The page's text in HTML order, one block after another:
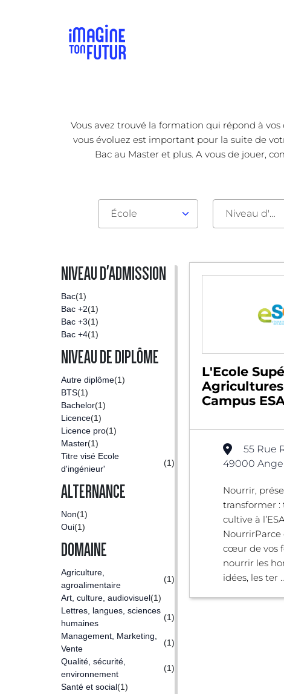
Vous avez trouvé la formation qui répond à
vous évoluez est important pour la suite de
Bac au Master et plus. A vous de jouer,
École Niveau d'admission
NIVEAU D'ADMISSION
Bac(1)
Bac +2(1)
Bac +3(1)
Bac +4(1)
NIVEAU DE DIPLÔME
Autre diplôme(1)
BTS(1)
Bachelor(1)
Licence(1)
Licence pro(1)
Master(1)
Titre visé Ecole
d'ingénieur'
(1)
ALTERNANCE
Non(1)
Oui(1)
DOMAINE
Agriculture,
agroalimentaire
(1)
Art, culture, audiovisuel(1)
Lettres, langues, sciences
humaines
(1)
Management, Marketing,
Vente
(1)
Qualité, sécurité,
environnement
(1)
Santé et social(1)
L'Ecole
Agricultures
Campus
55 Rue
49000
Nourrir,
transformer :
cultive à
NourrirParce
cœur de vos
nourrir les
idées, les ter